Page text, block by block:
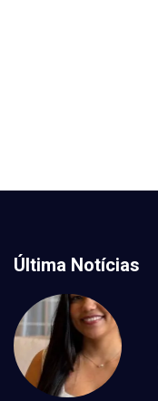
Última Notícias